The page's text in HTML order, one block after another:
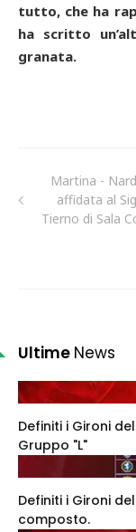
tutto, che ha
ha scritto
granata.
Martina -
affidata al
Tierno di Sala
Ultime News
Definiti i Gironi
Gruppo "L"
Definiti i Gironi
composto.